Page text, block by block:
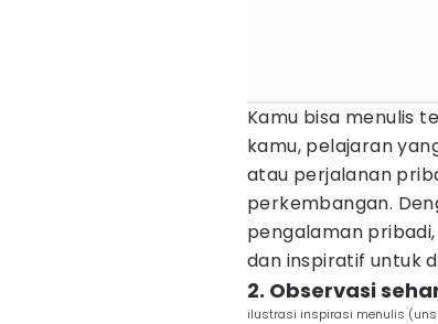
Kamu bisa menulis
kamu, pelajaran
atau perjalanan
perkembangan.
pengalaman
dan inspiratif untuk
2. Observasi
ilustrasi inspirasi menulis